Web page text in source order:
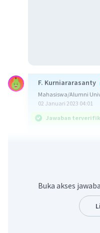
F. Kurniararasanty
Mahasiswa/Alumni
02 Januari 2023 04:01
Jawaban
Yuk simak
Gambar tersebut
ras. Menurut
adalah golongan
Buka akses